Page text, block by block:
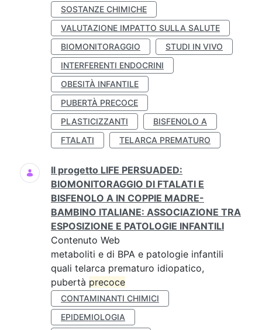
SOSTANZE CHIMICHE
VALUTAZIONE IMPATTO SULLA SALUTE
BIOMONITORAGGIO
STUDI IN VIVO
INTERFERENTI ENDOCRINI
OBESITÀ INFANTILE
PUBERTÀ PRECOCE
PLASTICIZZANTI
BISFENOLO A
FTALATI
TELARCA PREMATURO
Il progetto LIFE PERSUADED:
BIOMONITORAGGIO DI FTALATI E
BISFENOLO A IN COPPIE MADRE-
BAMBINO ITALIANE: ASSOCIAZIONE TRA
ESPOSIZIONE E PATOLOGIE INFANTILI
Contenuto Web
metaboliti e di BPA e patologie infantili
quali telarca prematuro idiopatico,
pubertà precoce
CONTAMINANTI CHIMICI
EPIDEMIOLOGIA